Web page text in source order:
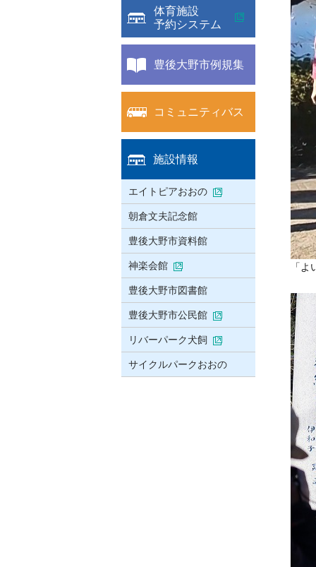
「
体育施設
予約システム
豊後大野市例規集
コミュニティバス
施設情報
エイトピアおおの
朝倉文夫記念館
豊後大野市資料館
神楽会館
豊後大野市図書館
豊後大野市公民館
リバーパーク犬飼
サイクルパークおおの